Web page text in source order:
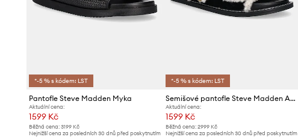
*-5 % s kódem: LST
Pantofle Steve Madden Myka
Aktuální cena:
1599 Kč
Běžná cena: 3199 Kč
Nejnižší cena za posledních 30 dnů před poskytnutím
*-5 % s kódem: LST
Semišové pantofle Steve Madden Arch-F
Aktuální cena:
1599 Kč
Běžná cena:2999 Kč
Nejnižší cena za posledních 30 dnů před poskytnutím